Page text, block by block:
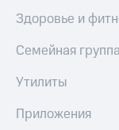
Здоровье и
Семейная группа
Утилиты
Приложения